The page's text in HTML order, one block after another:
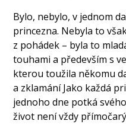
Bylo, nebylo, v jednom
princezna. Nebyla to
z pohádek – byla to
touhami a především s
kterou toužila někomu
a zklamání Jako každá
jednoho dne potká
život není vždy